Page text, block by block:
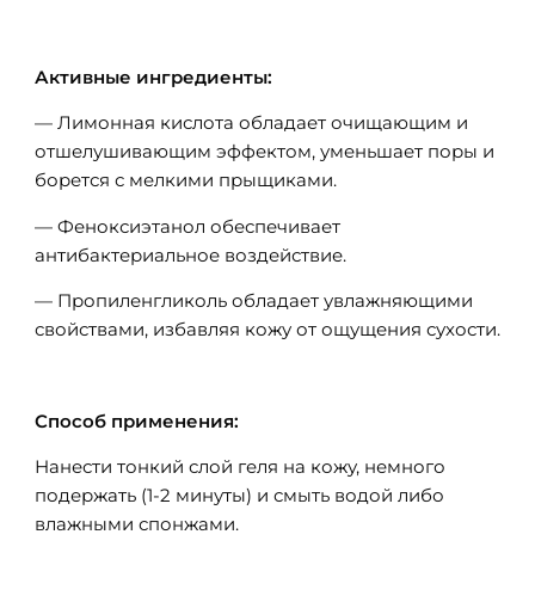
Активные ингредиенты:
— Лимонная кислота обладает очищающим и
отшелушивающим эффектом, уменьшает поры и
борется с мелкими прыщиками.
— Феноксиэтанол обеспечивает
антибактериальное воздействие.
— Пропиленгликоль обладает увлажняющими
свойствами, избавляя кожу от ощущения сухости.
Способ применения:
Нанести тонкий слой геля на кожу, немного
подержать (1-2 минуты) и смыть водой либо
влажными спонжами.